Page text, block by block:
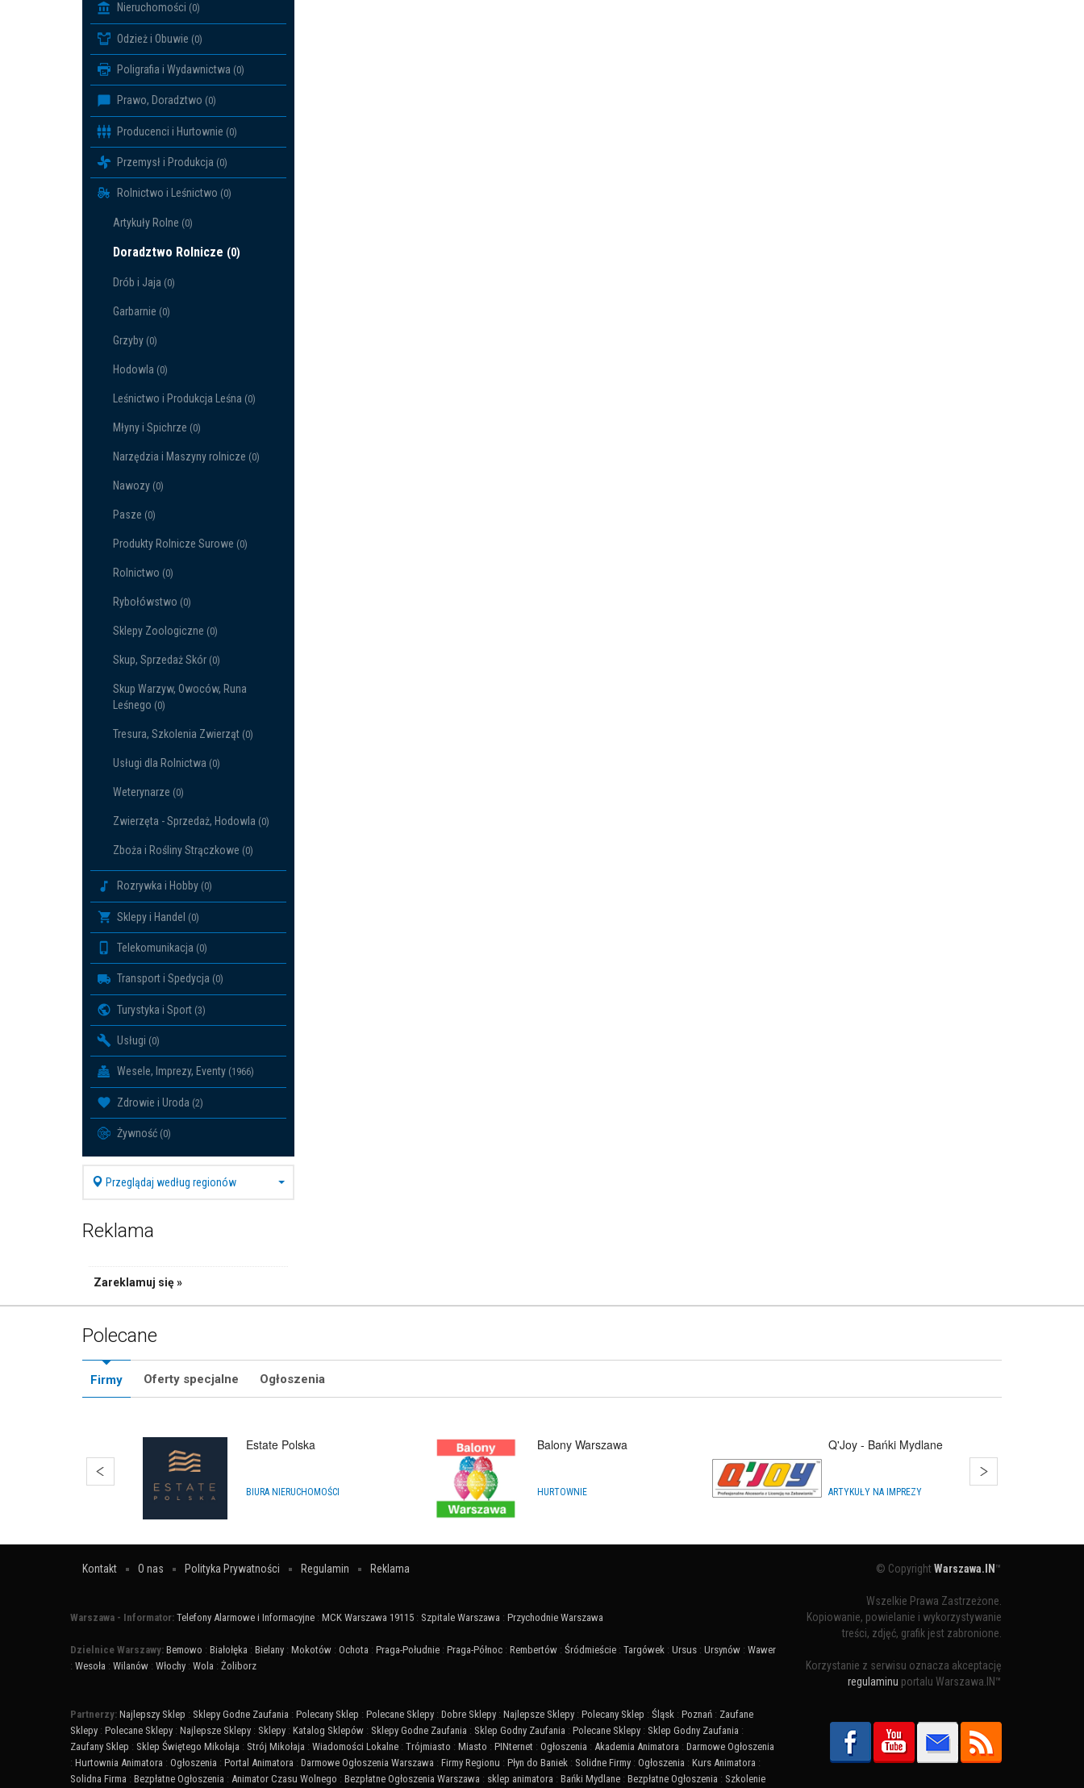
Nieruchomości (0)
Odzież i Obuwie (0)
Poligrafia i Wydawnictwa (0)
Prawo, Doradztwo (0)
Producenci i Hurtownie (0)
Przemysł i Produkcja (0)
Rolnictwo i Leśnictwo (0)
Artykuły Rolne (0)
Doradztwo Rolnicze (0)
Drób i Jaja (0)
Garbarnie (0)
Grzyby (0)
Hodowla (0)
Leśnictwo i Produkcja Leśna (0)
Młyny i Spichrze (0)
Narzędzia i Maszyny rolnicze (0)
Nawozy (0)
Pasze (0)
Produkty Rolnicze Surowe (0)
Rolnictwo (0)
Rybołówstwo (0)
Sklepy Zoologiczne (0)
Skup, Sprzedaż Skór (0)
Skup Warzyw, Owoców, Runa
Leśnego (0)
Tresura, Szkolenia Zwierząt (0)
Usługi dla Rolnictwa (0)
Weterynarze (0)
Zwierzęta - Sprzedaż, Hodowla (0)
Zboża i Rośliny Strączkowe (0)
Rozrywka i Hobby (0)
Sklepy i Handel (0)
Telekomunikacja (0)
Transport i Spedycja (0)
Turystyka i Sport (3)
Usługi (0)
Wesele, Imprezy, Eventy (1966)
Zdrowie i Uroda (2)
Żywność (0)
Przeglądaj według regionów
Reklama
Zareklamuj się »
Polecane
Firmy Oferty specjalne Ogłoszenia
Estate Polska
BIURA NIERUCHOMOŚCI
Balony Warszawa
HURTOWNIE
Q'Joy - Bańki Mydlane
ARTYKUŁY NA IMPREZY
Kontakt O nas Polityka Prywatności Regulamin Reklama
Warszawa - Informator: Telefony Alarmowe i Informacyjne : MCK Warszawa 19115 : Szpitale Warszawa : Przychodnie Warszawa
Dzielnice Warszawy: Bemowo : Białołęka : Bielany : Mokotów : Ochota : Praga-Południe : Praga-Północ : Rembertów : Śródmieście : Targówek : Ursus : Ursynów : Wawer
: Wesoła : Wilanów : Włochy : Wola : Żoliborz
Partnerzy: Najlepszy Sklep : Sklepy Godne Zaufania : Polecany Sklep : Polecane Sklepy : Dobre Sklepy : Najlepsze Sklepy : Polecany Sklep : Śląsk : Poznań : Zaufane
Sklepy : Polecane Sklepy : Najlepsze Sklepy : Sklepy : Katalog Sklepów : Sklepy Godne Zaufania : Sklep Godny Zaufania : Polecane Sklepy : Sklep Godny Zaufania :
Zaufany Sklep : Sklep Świętego Mikołaja : Strój Mikołaja : Wiadomości Lokalne : Trójmiasto : Miasto : PINternet : Ogłoszenia : Akademia Animatora : Darmowe Ogłoszenia
: Hurtownia Animatora : Ogłoszenia : Portal Animatora : Darmowe Ogłoszenia Warszawa : Firmy Regionu : Płyn do Baniek : Solidne Firmy : Ogłoszenia : Kurs Animatora :
Solidna Firma : Bezpłatne Ogłoszenia : Animator Czasu Wolnego : Bezpłatne Ogłoszenia Warszawa : sklep animatora : Bańki Mydlane : Bezpłatne Ogłoszenia : Szkolenie
© CopyrightWarszawa.IN ™
Wszelkie Prawa Zastrzeżone.
Kopiowanie, powielanie i wykorzystywanie
treści, zdjęć, grafik jest zabronione.
Korzystanie z serwisu oznacza akceptację
regulaminu portalu Warszawa.IN™